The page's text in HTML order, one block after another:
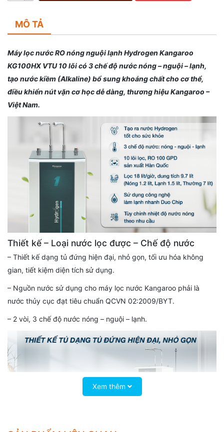
MÔ TẢ
Máy lọc nước RO nóng nguội lạnh Hydrogen Kangaroo
KG100HX VTU 10 lõi có 3 chế độ nước nóng – nguội – lạnh,
tạo nước kiềm (Alkaline) bổ sung khoáng chất cho cơ thể,
điều khiển nút vặn cơ học dễ dàng, thương hiệu Kangaroo –
Việt Nam.
Thiết kế – Loại nước lọc được – Chế độ nước
– Thiết kế dạng tủ đứng hiện đại, nhỏ gọn, tối ưu hóa không
gian, tiết kiệm diện tích sử dụng.
– Nguồn nước sử dụng cho máy lọc nước Kangaroo phải là
nước thủy cục đạt tiêu chuẩn QCVN 02:2009/BYT.
– 2 vòi, 3 chế độ nước nóng – nguội – lạnh.
Xem thêm